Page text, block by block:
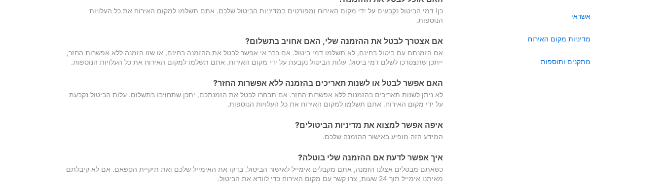
אשראי
מדיניות מקום האירוח
מתקנים ותוספות
כן! דמי הביטול נקבעים על ידי מקום האירוח ומפורטים במדיניות הביטול שלכם. אתם תשלמו למקום האירוח את כל העלויות
הנוספות.
אם אצטרך לבטל את ההזמנה שלי, האם אחויב בתשלום?
אם הזמנתם עם ביטול בחינם, לא תשלמו דמי ביטול. אם כבר אי אפשר לבטל את ההזמנה בחינם, או שזו הזמנה ללא אפשרות החזר,
ייתכן שתצטרכו לשלם דמי ביטול. עלות הביטול נקבעת על ידי מקום האירוח. אתם תשלמו למקום האירוח את כל העלויות הנוספות.
האם אפשר לבטל או לשנות תאריכים בהזמנה ללא אפשרות החזר?
לא ניתן לשנות תאריכים בהזמנות ללא אפשרות החזר. אם תבחרו לבטל את הזמנתכם, יתכן שתחויבו בתשלום. עלות הביטול נקבעת
על ידי מקום האירוח. אתם תשלמו למקום האירוח את כל העלויות הנוספות.
איפה אפשר למצוא את מדיניות הביטולים?
המידע הזה מופיע באישור ההזמנה שלכם.
איך אפשר לדעת אם ההזמנה שלי בוטלה?
כשאתם מבטלים אצלנו הזמנה, אתם מקבלים אימייל לאישור הביטול. בדקו את האימייל שלכם ואת תיקיית הספאם. אם לא קיבלתם
מאיתנו אימייל תוך 24 שעות, צרו קשר עם מקום האירוח כדי לוודא את הביטול.